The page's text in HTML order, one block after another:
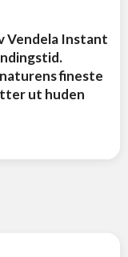
Vendela Instant
fineste
ut huden